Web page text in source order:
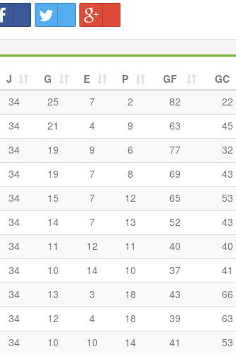
J G E P GF GC
34 25 7 2 82 22
34 21 4 9 63 45
34 19 9 6 77 32
34 19 7 8 69 43
34 15 7 12 65 53
34 14 7 13 52 43
34 11 12 11 40 40
34 10 14 10 37 41
34 13 3 18 43 66
34 12 4 18 39 63
34 10 10 14 41 53